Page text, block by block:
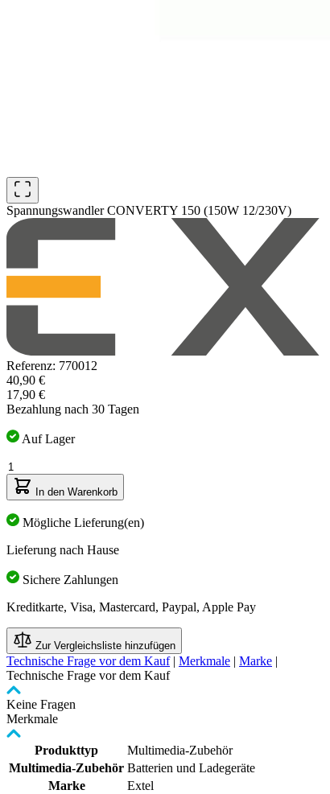
Spannungswandler CONVERTY 150 (150W 12/230V)
Referenz: 770012
40,90 €
17,90 €
Bezahlung nach 30 Tagen
Auf Lager
Menge
In den Warenkorb
Mögliche Lieferung(en)
Lieferung nach Hause
Sichere Zahlungen
Kreditkarte, Visa, Mastercard, Paypal, Apple Pay
Zur Vergleichsliste hinzufügen
Technische Frage vor dem Kauf | Merkmale | Marke |
Technische Frage vor dem Kauf
Keine Fragen
Merkmale
Produkttyp
Multimedia-Zubehör
Multimedia-Zubehör Batterien und Ladegeräte
Marke
Extel